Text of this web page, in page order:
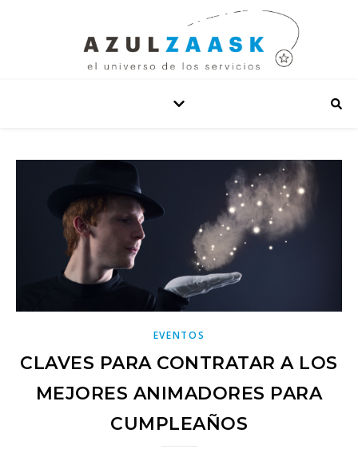
EVENTOS
CLAVES PARA CONTRATAR A LOS
MEJORES ANIMADORES PARA
CUMPLEAÑOS